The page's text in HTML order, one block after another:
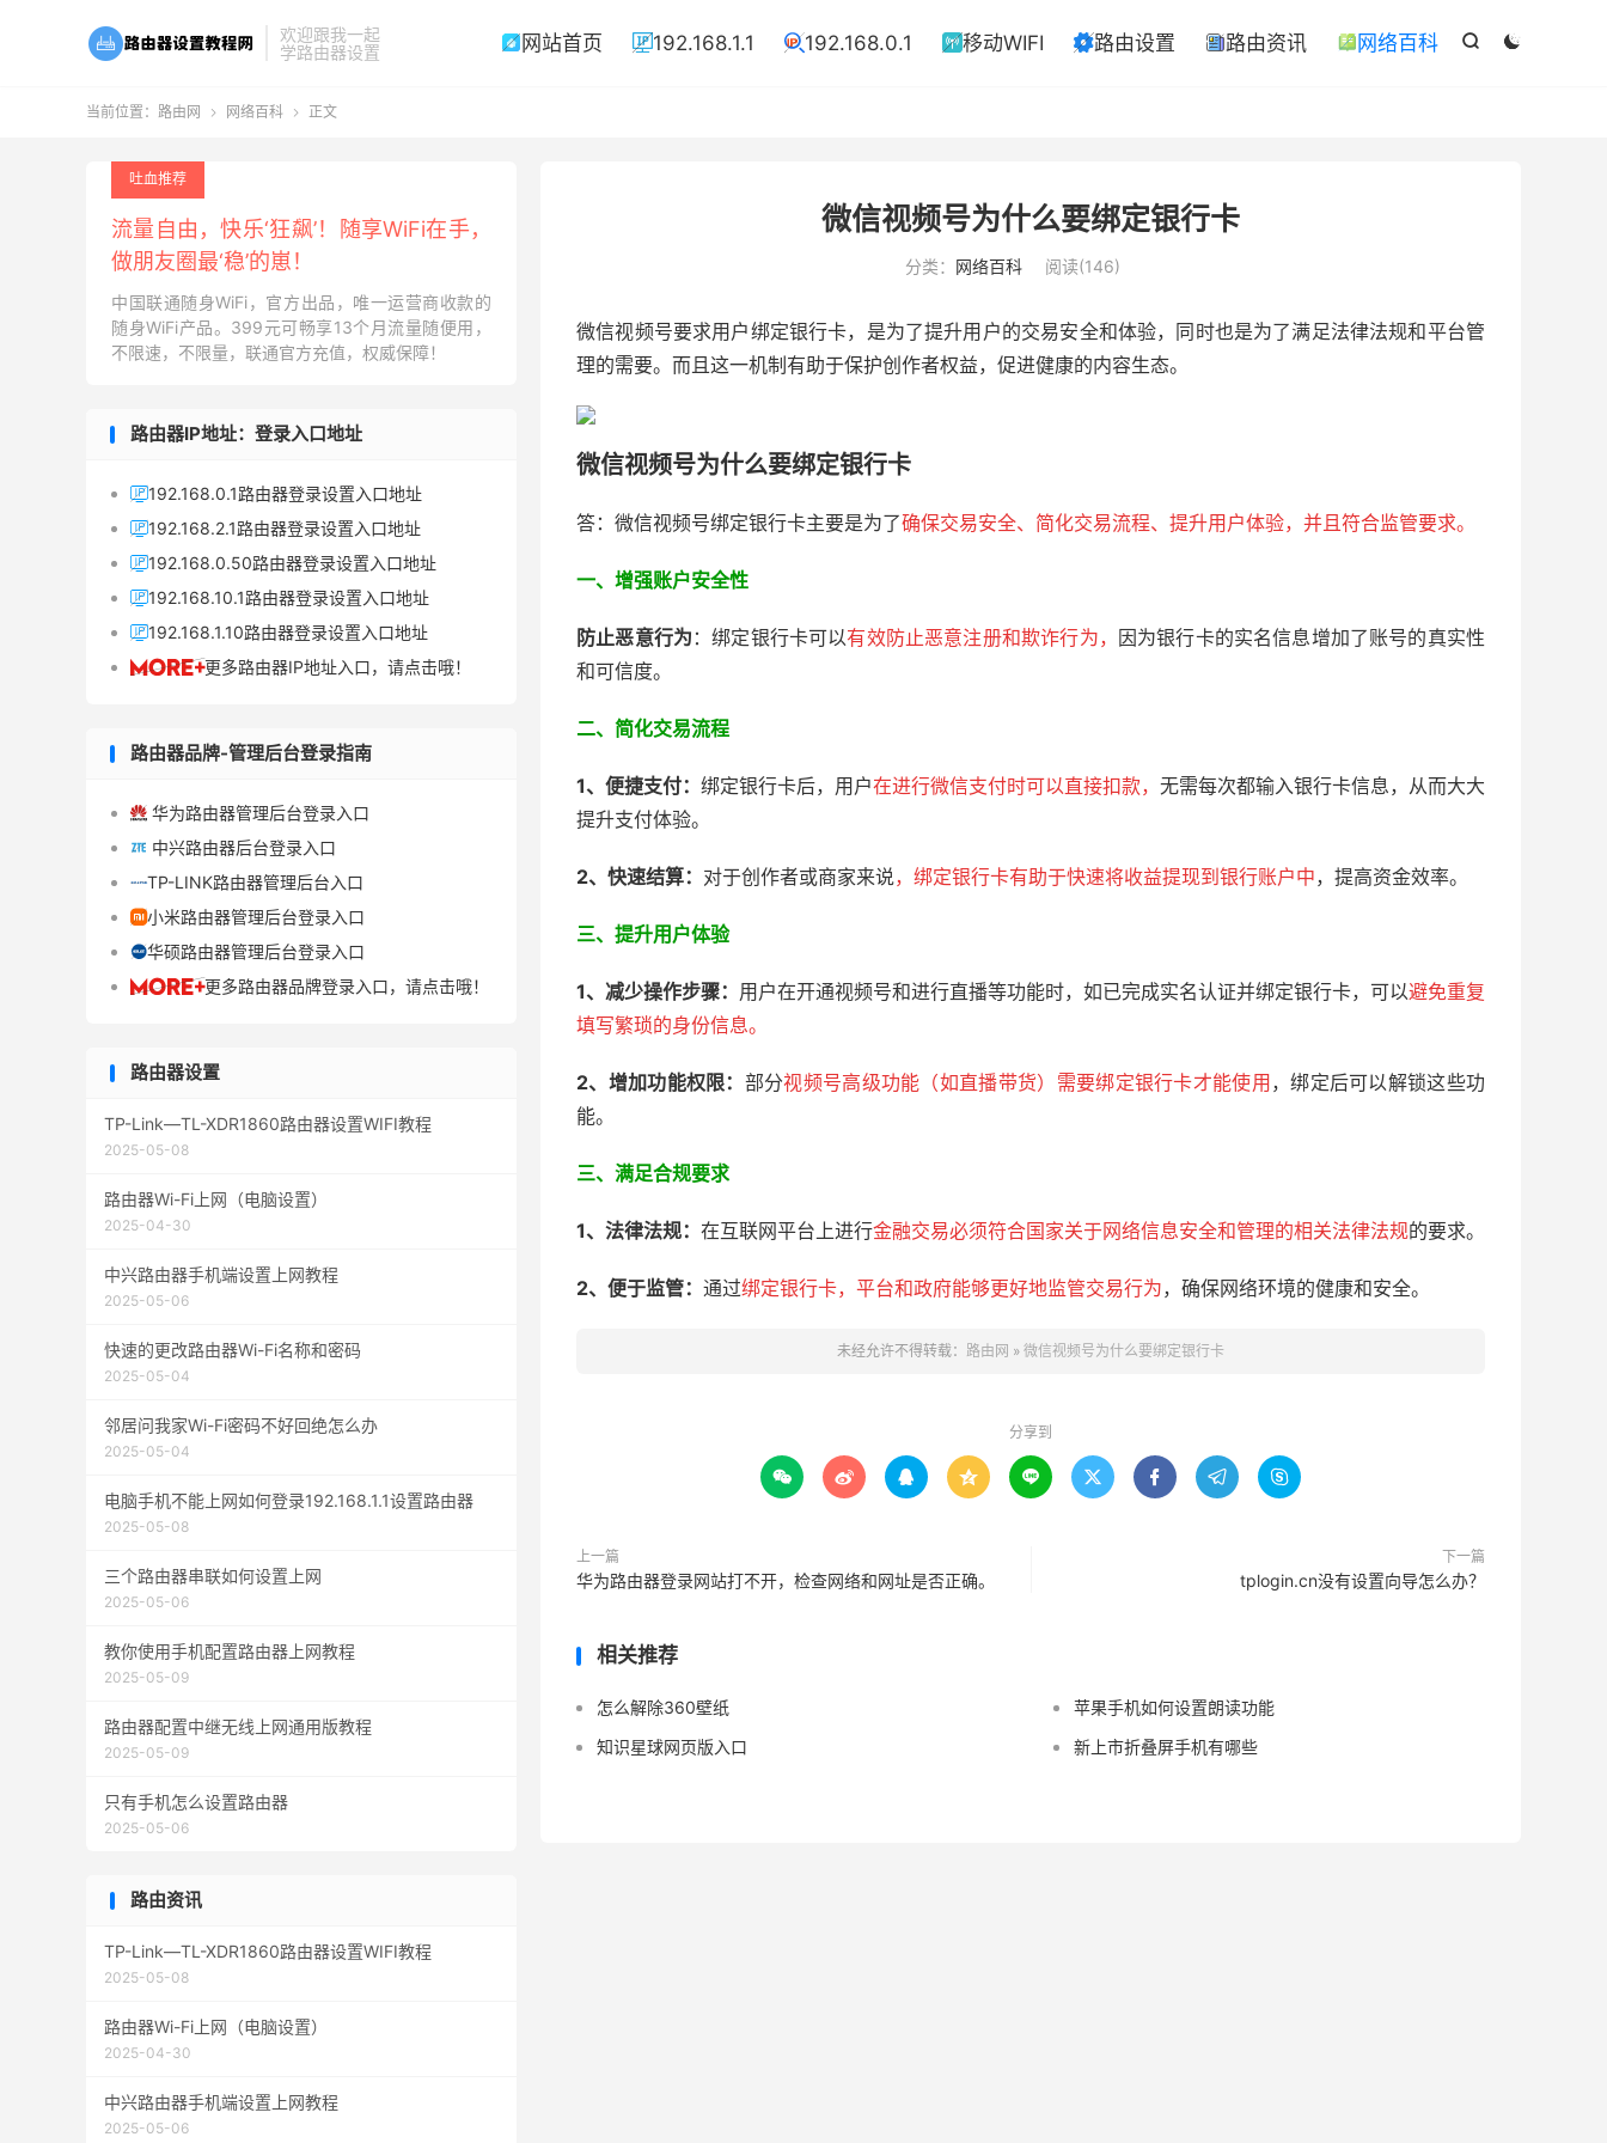
欢迎跟我一起
学路由器设置


 网站首页 192.168.1.1 192.168.0.1 移动WIFI 路由设置 ￋ路由资讯  网络百科
当前位置： 路由网  网络百科  正文
微信视频号为什么要绑定银行卡
分类： 网络百科 阅读(146)
微信视频号要求用户绑定银行卡，是为了提升用户的交易安全和体验，同时也是为了满足法律法规和平台管
理的需要。而且这一机制有助于保护创作者权益，促进健康的内容生态。
微信视频号为什么要绑定银行卡
答：微信视频号绑定银行卡主要是为了确保交易安全、简化交易流程、提升用户体验，并且符合监管要求。
一、增强账户安全性
防止恶意行为 ：绑定银行卡可以有效防止恶意注册和欺诈行为， 因为银行卡的实名信息增加了账号的真实性
和可信度。
二、简化交易流程
1、 便捷支付： 绑定银行卡后，用户在进行微信支付时可以直接扣款， 无需每次都输入银行卡信息，从而大大
提升支付体验。
2、快速结算： 对于创作者或商家来说，绑定银行卡有助于快速将收益提现到银行账户中，提高资金效率。
三、 提升用户体验
1、减少操作步骤： 用户在开通视频号和进行直播等功能时，如已完成实名认证并绑定银行卡，可以避免重复
填写繁琐的身份信息。
2、增加功能权限： 部分视频号高级功能（如直播带货）需要绑定银行卡才能使用 ，绑定后可以解锁这些功
能。
三、 满足合规要求
1、法律法规： 在互联网平台上进行金融交易必须符合国家关于网络信息安全和管理的相关法律法规的要求。
2、便于监管： 通过绑定银行卡，平台和政府能够更好地监管交易行为，确保网络环境的健康和安全。
未经允许不得转载： 路由网 » 微信视频号为什么要绑定银行卡
分享到
        
上一篇
华为路由器登录网站打不开，检查网络和网址是否正确。
下一篇
tplogin.cn没有设置向导怎么办？
相关推荐
怎么解除360壁纸
苹果手机如何设置朗读功能
知识星球网页版入口
新上市折叠屏手机有哪些
吐血推荐
流量自由，快乐‘狂飙’！随享WiFi在手，
做朋友圈最‘稳’的崽！
中国联通随身WiFi，官方出品，唯一运营商收款的
随身WiFi产品。399元可畅享13个月流量随便用，
不限速，不限量，联通官方充值，权威保障！
路由器IP地址：登录入口地址
192.168.0.1路由器登录设置入口地址
192.168.2.1路由器登录设置入口地址
192.168.0.50路由器登录设置入口地址
192.168.10.1路由器登录设置入口地址
192.168.1.10路由器登录设置入口地址
更多路由器IP地址入口，请点击哦！
路由器品牌-管理后台登录指南
 华为路由器管理后台登录入口
 中兴路由器后台登录入口
TP-LINK路由器管理后台入口
小米路由器管理后台登录入口
华硕路由器管理后台登录入口
更多路由器品牌登录入口，请点击哦！
路由器设置
TP-Link—TL-XDR1860路由器设置WIFI教程
2025-05-08
路由器Wi-Fi上网（电脑设置）
2025-04-30
中兴路由器手机端设置上网教程
2025-05-06
快速的更改路由器Wi-Fi名称和密码
2025-05-04
邻居问我家Wi-Fi密码不好回绝怎么办
2025-05-04
电脑手机不能上网如何登录192.168.1.1设置路由器
2025-05-08
三个路由器串联如何设置上网
2025-05-06
教你使用手机配置路由器上网教程
2025-05-09
路由器配置中继无线上网通用版教程
2025-05-09
只有手机怎么设置路由器
2025-05-06
路由资讯
TP-Link—TL-XDR1860路由器设置WIFI教程
2025-05-08
路由器Wi-Fi上网（电脑设置）
2025-04-30
中兴路由器手机端设置上网教程
2025-05-06